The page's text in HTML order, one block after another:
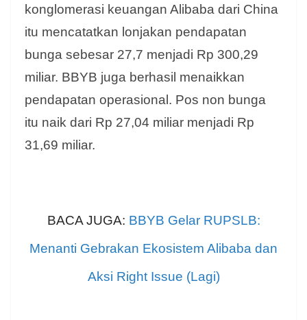
konglomerasi keuangan Alibaba dari China
itu mencatatkan lonjakan pendapatan
bunga sebesar 27,7 menjadi Rp 300,29
miliar. BBYB juga berhasil menaikkan
pendapatan operasional. Pos non bunga
itu naik dari Rp 27,04 miliar menjadi Rp
31,69 miliar.
BACA JUGA: BBYB Gelar RUPSLB:
Menanti Gebrakan Ekosistem Alibaba dan
Aksi Right Issue (Lagi)